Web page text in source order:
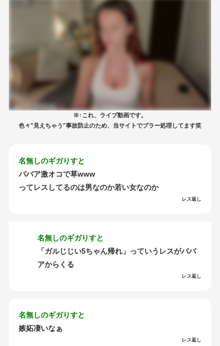
※↑これ、ライブ動画です。
色々"見えちゃう"事故防止のため、当サイトでブラー処理してます笑
名無しのギガりすと
ババア激オコで草www
ってレスしてるのは男なのか若い女なのか
レス返し
名無しのギガりすと
「ガルじじい5ちゃん帰れ」っていうレスがババ
アからくる
レス返し
名無しのギガりすと
嫉妬凄いなぁ
レス返し